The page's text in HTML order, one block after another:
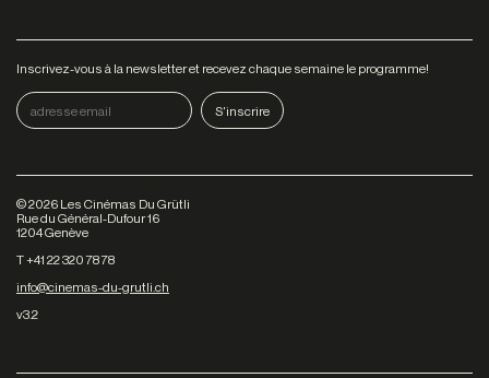
Inscrivez-vous à la newsletter et recevez chaque semaine le programme!
©2026 Les Cinémas Du Grütli
Rue du Général-Dufour 16
1204 Genève
T +41 22 320 78 78
info@cinemas-du-grutli.ch
v3.2